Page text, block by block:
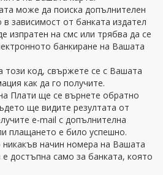
може да поиска допълнителен
зависимост от банката издател
изпратен на смс или трябва да се
банкиране на Вашата
този код, свържете се с Вашата
как да го получите.
Плати ще се върнете обратно
ще видите резултата от
e-mail с допълнителна
плащането е било успешно.
начин номера на Вашата
достъпна само за банката, която